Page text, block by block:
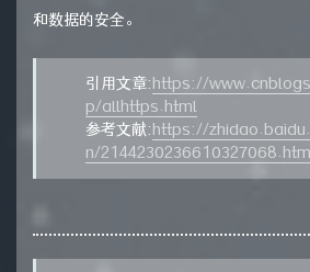
和数据的安全。
引用文章:https://
p/allhttps.html
参考文献:https://
n/